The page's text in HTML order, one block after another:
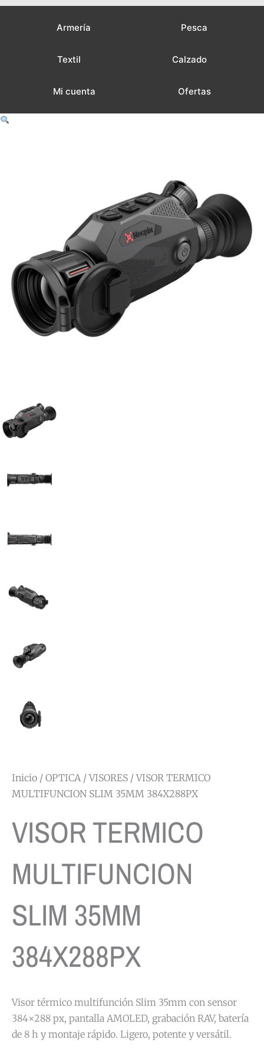
Armería Pesca
Textil Calzado
Mi cuenta Ofertas
Inicio / OPTICA /VISORES / VISOR TERMICO
MULTIFUNCION SLIM 35MM 384X288PX
VISOR TERMICO
MULTIFUNCION
SLIM 35MM
384X288PX
Visor térmico multifunción Slim 35mm con sensor
384×288 px, pantalla AMOLED, grabación RAV, batería
de 8 h y montaje rápido. Ligero, potente y versátil.